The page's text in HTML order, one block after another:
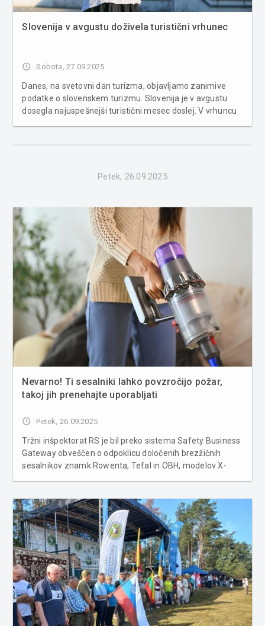
Slovenija v avgustu doživela turistični vrhunec
access_time Sobota, 27.09.2025
Danes, na svetovni dan turizma, objavljamo zanimive
podatke o slovenskem turizmu. Slovenija je v avgustu
dosegla najuspešnejši turistični mesec doslej. V vrhuncu
Petek, 26.09.2025
Nevarno! Ti sesalniki lahko povzročijo požar,
takoj jih prenehajte uporabljati
access_time Petek, 26.09.2025
Tržni inšpektorat RS je bil preko sistema Safety Business
Gateway obveščen o odpoklicu določenih brezžičnih
sesalnikov znamk Rowenta, Tefal in OBH, modelov X-
decembrom 2024. Proizvajalec,...